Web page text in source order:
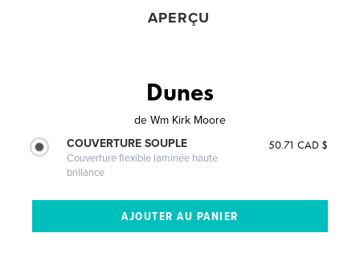
APERÇU
Dunes
de Wm Kirk Moore
COUVERTURE SOUPLE
Couverture flexible laminée haute
brillance
50.71 CAD $